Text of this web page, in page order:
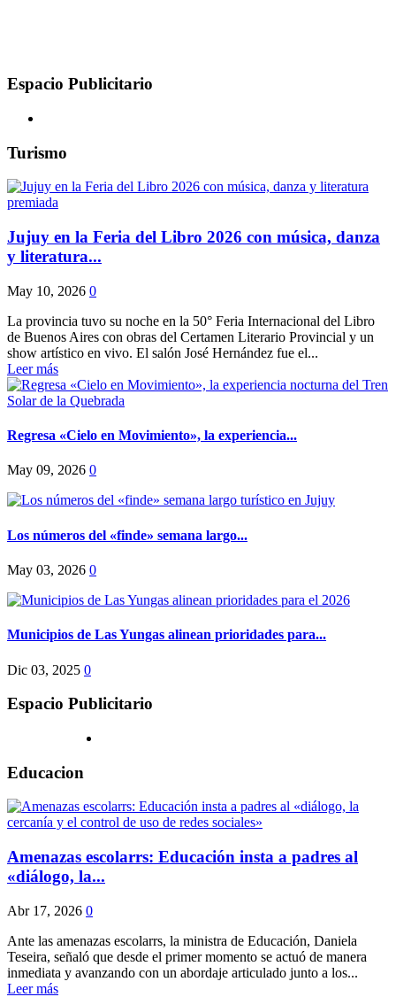
Espacio Publicitario
Turismo
Jujuy en la Feria del Libro 2026 con música, danza
y literatura...
May 10, 2026 0
La provincia tuvo su noche en la 50° Feria Internacional del Libro
de Buenos Aires con obras del Certamen Literario Provincial y un
show artístico en vivo. El salón José Hernández fue el...
Leer más
Regresa «Cielo en Movimiento», la experiencia...
May 09, 2026 0
Los números del «finde» semana largo...
May 03, 2026 0
Municipios de Las Yungas alinean prioridades para...
Dic 03, 2025 0
Espacio Publicitario
Educacion
Amenazas escolarrs: Educación insta a padres al
«diálogo, la...
Abr 17, 2026 0
Ante las amenazas escolarrs, la ministra de Educación, Daniela
Teseira, señaló que desde el primer momento se actuó de manera
inmediata y avanzando con un abordaje articulado junto a los...
Leer más